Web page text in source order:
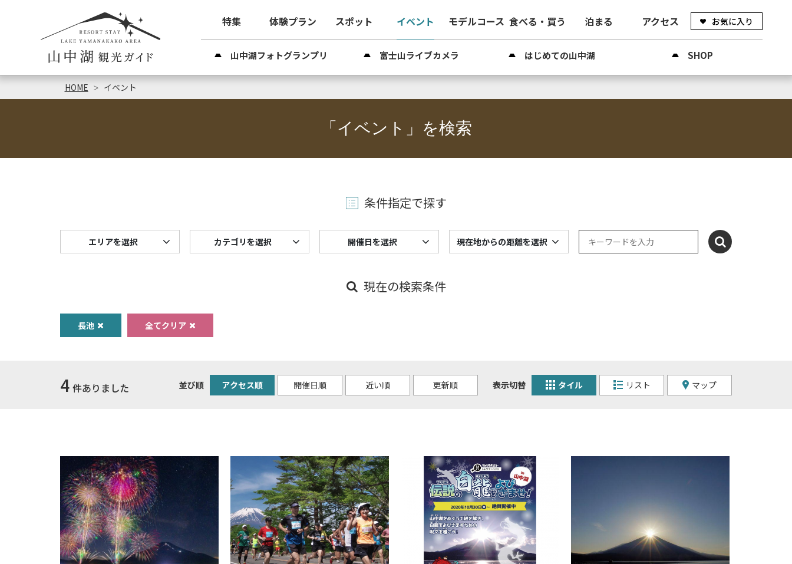
特集 体験プラン スポット イベント モデルコース 食べる・買う 泊まる アクセス お気に入り
山中湖フォトグランプリ 富士山ライブカメラ はじめての山中湖 SHOP
HOME イベント
「イベント」を検索
条件指定で探す
エリアを選択 カテゴリを選択 開催日を選択 現在地からの距離を選択
現在の検索条件
長池 全てクリア
4 件ありました 並び順 アクセス順 開催日順 近い順 更新順 表示切替 タイル リスト マップ